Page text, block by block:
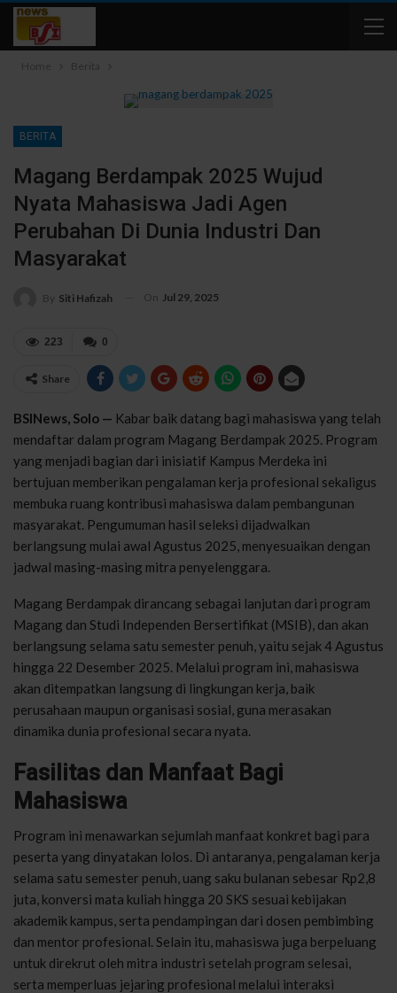
Home Berita
BERITA
Magang Berdampak 2025 Wujud
Nyata Mahasiswa Jadi Agen
Perubahan Di Dunia Industri Dan
Masyarakat
By Siti Hafizah On Jul 29, 2025
0
223
Share
BSINews, Solo — Kabar baik datang bagi mahasiswa yang telah
mendaftar dalam program Magang Berdampak 2025. Program
yang menjadi bagian dari inisiatif Kampus Merdeka ini
bertujuan memberikan pengalaman kerja profesional sekaligus
membuka ruang kontribusi mahasiswa dalam pembangunan
masyarakat. Pengumuman hasil seleksi dijadwalkan
berlangsung mulai awal Agustus 2025, menyesuaikan dengan
jadwal masing-masing mitra penyelenggara.
Magang Berdampak dirancang sebagai lanjutan dari program
Magang dan Studi Independen Bersertifikat (MSIB), dan akan
berlangsung selama satu semester penuh, yaitu sejak 4 Agustus
hingga 22 Desember 2025. Melalui program ini, mahasiswa
akan ditempatkan langsung di lingkungan kerja, baik
perusahaan maupun organisasi sosial, guna merasakan
dinamika dunia profesional secara nyata.
Fasilitas dan Manfaat Bagi
Mahasiswa
Program ini menawarkan sejumlah manfaat konkret bagi para
peserta yang dinyatakan lolos. Di antaranya, pengalaman kerja
selama satu semester penuh, uang saku bulanan sebesar Rp2,8
juta, konversi mata kuliah hingga 20 SKS sesuai kebijakan
akademik kampus, serta pendampingan dari dosen pembimbing
dan mentor profesional. Selain itu, mahasiswa juga berpeluang
untuk direkrut oleh mitra industri setelah program selesai,
serta memperluas jejaring profesional melalui interaksi